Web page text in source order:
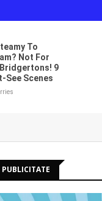
PUBLICITATE